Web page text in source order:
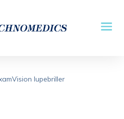
lupebriller